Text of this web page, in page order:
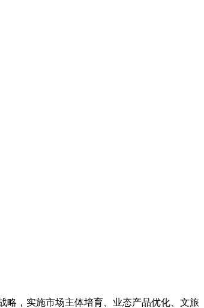
略，实施市场主体培育、业态产品优化、文旅